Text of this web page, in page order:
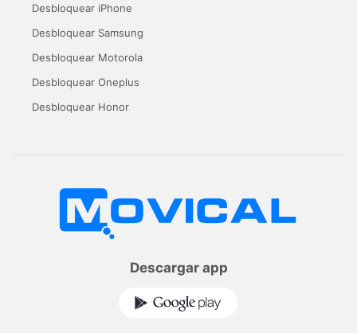
Desbloquear iPhone
Desbloquear Samsung
Desbloquear Motorola
Desbloquear Oneplus
Desbloquear Honor
Descargar app